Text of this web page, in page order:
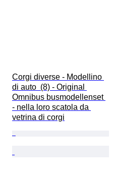
Corgi diverse - Modellino
di auto  (8) - Original
Omnibus busmodellenset
- nella loro scatola da
vetrina di corgi